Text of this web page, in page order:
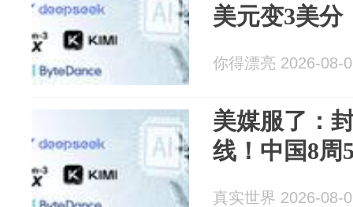
美元变3美分
你得漂亮 2026-08-
美媒服了：
线！中国8周
真实世界 2026-08-